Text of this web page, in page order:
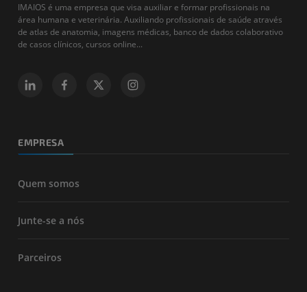
IMAIOS é uma empresa que visa auxiliar e formar profissionais na
área humana e veterinária. Auxiliando profissionais de saúde através
de atlas de anatomia, imagens médicas, banco de dados colaborativo
de casos clínicos, cursos online...
EMPRESA
Quem somos
Junte-se a nós
Parceiros